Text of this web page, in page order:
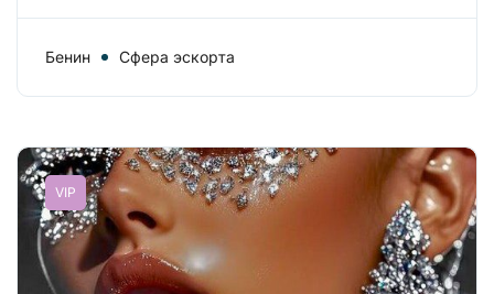
Бенин Сфера эскорта
VIP